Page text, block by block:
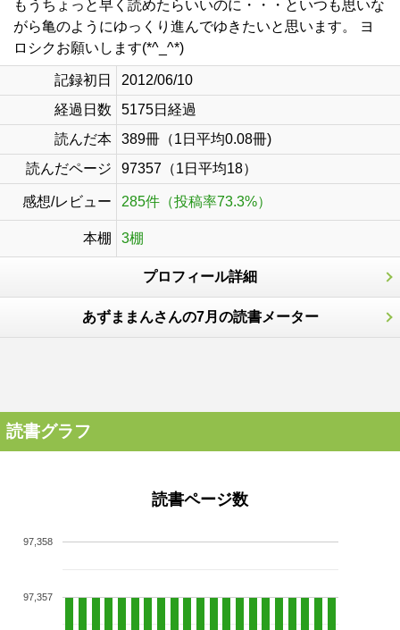
もうちょっと早く読めたらいいのに・・・といつも思いな
がら亀のようにゆっくり進んでゆきたいと思います。 ヨ
ロシクお願いします(*^_^*)
記録初日
2012/06/10
経過日数
5175日経過
読んだ本
389冊（1日平均0.08冊)
読んだページ
97357（1日平均18）
感想/レビュー 285件（投稿率73.3%）
本棚 3棚
プロフィール詳細
あずままんさんの7月の読書メーター
読書グラフ
読書ページ数
97,357
97,358